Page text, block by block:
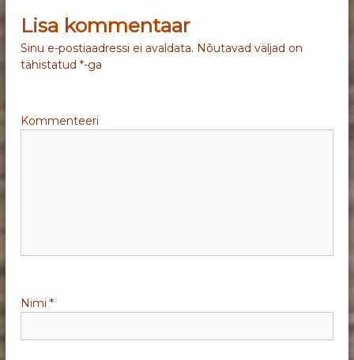
v
i
e
i
n
Lisa kommentaar
Sinu e-postiaadressi ei avaldata. Nõutavad väljad on
tähistatud*-ga
Kommenteeri
Nimi*